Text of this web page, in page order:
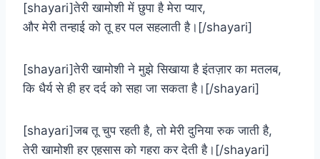
[shayari]तेरी खामोशी में छुपा है मेरा प्यार,
और मेरी तन्हाई को तू हर पल सहलाती है।[/shayari]
[shayari]तेरी खामोशी ने मुझे सिखाया है इंतज़ार का मतलब,
कि धैर्य से ही हर दर्द को सहा जा सकता है।[/shayari]
[shayari]जब तू चुप रहती है, तो मेरी दुनिया रुक जाती है,
तेरी खामोशी हर एहसास को गहरा कर देती है।[/shayari]